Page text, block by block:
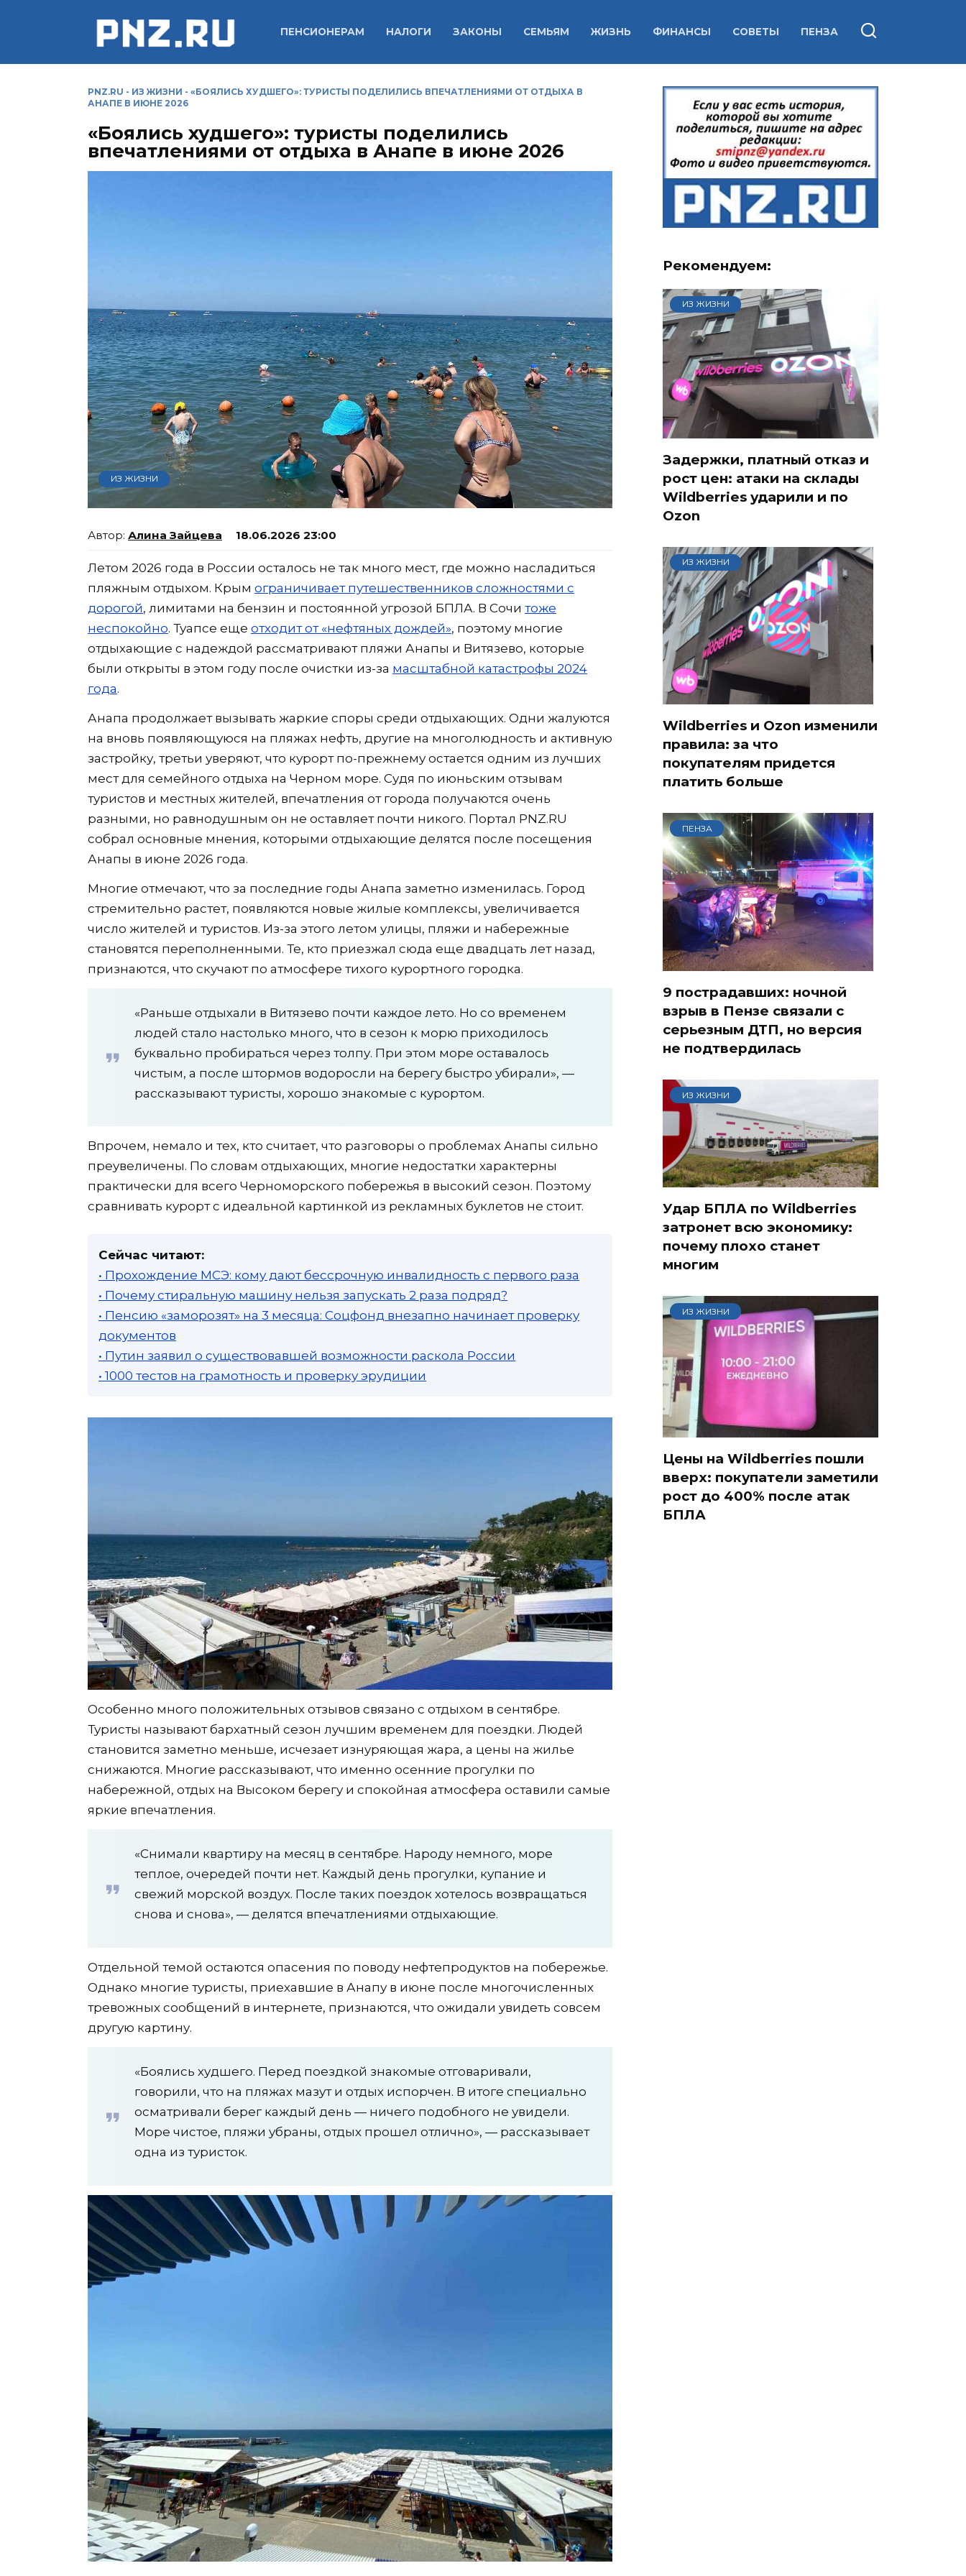
ПЕНСИОНЕРАМ НАЛОГИ ЗАКОНЫ СЕМЬЯМ ЖИЗНЬ ФИНАНСЫ СОВЕТЫ ПЕНЗА
PNZ.RU - ИЗ ЖИЗНИ - «БОЯЛИСЬ ХУДШЕГО»: ТУРИСТЫ ПОДЕЛИЛИСЬ ВПЕЧАТЛЕНИЯМИ ОТ ОТДЫХА В
АНАПЕ В ИЮНЕ 2026
«Боялись худшего»: туристы поделились
впечатлениями от отдыха в Анапе в июне 2026
ИЗ ЖИЗНИ
Алина Зайцева 18.06.2026 23:00
Летом 2026 года в России осталось не так много мест, где можно насладиться
пляжным отдыхом. Крым ограничивает путешественников сложностями с
дорогой, лимитами на бензин и постоянной угрозой БПЛА. В Сочи тоже
неспокойно. Туапсе еще отходит от «нефтяных дождей», поэтому многие
отдыхающие с надеждой рассматривают пляжи Анапы и Витязево, которые
были открыты в этом году после очистки из-за масштабной катастрофы 2024
года.
Анапа продолжает вызывать жаркие споры среди отдыхающих. Одни жалуются
на вновь появляющуюся на пляжах нефть, другие на многолюдность и активную
застройку, третьи уверяют, что курорт по-прежнему остается одним из лучших
мест для семейного отдыха на Черном море. Судя по июньским отзывам
туристов и местных жителей, впечатления от города получаются очень
разными, но равнодушным он не оставляет почти никого. Портал PNZ.RU
собрал основные мнения, которыми отдыхающие делятся после посещения
Анапы в июне 2026 года.
Многие отмечают, что за последние годы Анапа заметно изменилась. Город
стремительно растет, появляются новые жилые комплексы, увеличивается
число жителей и туристов. Из-за этого летом улицы, пляжи и набережные
становятся переполненными. Те, кто приезжал сюда еще двадцать лет назад,
признаются, что скучают по атмосфере тихого курортного городка.
«Раньше отдыхали в Витязево почти каждое лето. Но со временем
людей стало настолько много, что в сезон к морю приходилось
буквально пробираться через толпу. При этом море оставалось
чистым, а после штормов водоросли на берегу быстро убирали», —
рассказывают туристы, хорошо знакомые с курортом.
Впрочем, немало и тех, кто считает, что разговоры о проблемах Анапы сильно
преувеличены. По словам отдыхающих, многие недостатки характерны
практически для всего Черноморского побережья в высокий сезон. Поэтому
сравнивать курорт с идеальной картинкой из рекламных буклетов не стоит.
Сейчас читают:
• Прохождение МСЭ: кому дают бессрочную инвалидность с первого раза
• Почему стиральную машину нельзя запускать 2 раза подряд?
• Пенсию «заморозят» на 3 месяца: Соцфонд внезапно начинает проверку
документов
• Путин заявил о существовавшей возможности раскола России
• 1000 тестов на грамотность и проверку эрудиции
Особенно много положительных отзывов связано с отдыхом в сентябре.
Туристы называют бархатный сезон лучшим временем для поездки. Людей
становится заметно меньше, исчезает изнуряющая жара, а цены на жилье
снижаются. Многие рассказывают, что именно осенние прогулки по
набережной, отдых на Высоком берегу и спокойная атмосфера оставили самые
яркие впечатления.
«Снимали квартиру на месяц в сентябре. Народу немного, море
теплое, очередей почти нет. Каждый день прогулки, купание и
свежий морской воздух. После таких поездок хотелось возвращаться
снова и снова», — делятся впечатлениями отдыхающие.
Отдельной темой остаются опасения по поводу нефтепродуктов на побережье.
Однако многие туристы, приехавшие в Анапу в июне после многочисленных
тревожных сообщений в интернете, признаются, что ожидали увидеть совсем
другую картину.
«Боялись худшего. Перед поездкой знакомые отговаривали,
говорили, что на пляжах мазут и отдых испорчен. В итоге специально
осматривали берег каждый день — ничего подобного не увидели.
Море чистое, пляжи убраны, отдых прошел отлично», — рассказывает
одна из туристок.
Рекомендуем:
ИЗ ЖИЗНИ
Задержки, платный отказ и
рост цен: атаки на склады
Wildberries ударили и по
Ozon
ИЗ ЖИЗНИ
Wildberries и Ozon изменили
правила: за что
покупателям придется
платить больше
ПЕНЗА
9 пострадавших: ночной
взрыв в Пензе связали с
серьезным ДТП, но версия
не подтвердилась
ИЗ ЖИЗНИ
Удар БПЛА по Wildberries
затронет всю экономику:
почему плохо станет
многим
ИЗ ЖИЗНИ
Цены на Wildberries пошли
вверх: покупатели заметили
рост до 400% после атак
БПЛА